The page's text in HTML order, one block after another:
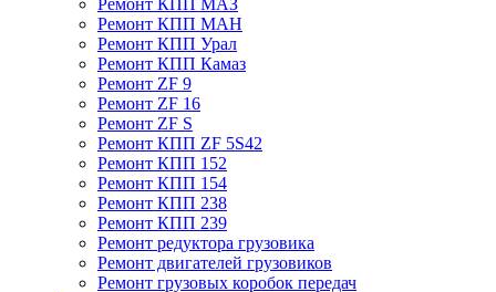
Ремонт КПП МАЗ
Ремонт КПП МАН
Ремонт КПП Урал
Ремонт КПП Камаз
Ремонт ZF 9
Ремонт ZF 16
Ремонт ZF S
Ремонт КПП ZF 5S42
Ремонт КПП 152
Ремонт КПП 154
Ремонт КПП 238
Ремонт КПП 239
Ремонт редуктора грузовика
Ремонт двигателей грузовиков
Ремонт грузовых коробок передач